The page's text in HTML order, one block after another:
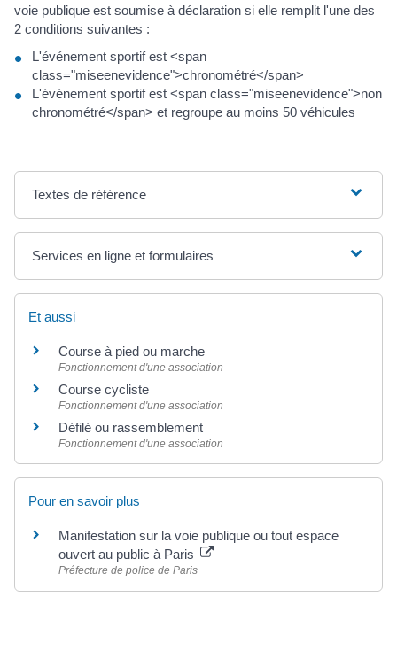
voie publique est soumise à déclaration si elle remplit l'une des
2 conditions suivantes :
L'événement sportif est <span
class="miseenevidence">chronométré</span>
L'événement sportif est <span class="miseenevidence">non
chronométré</span> et regroupe au moins 50 véhicules
Textes de référence
Services en ligne et formulaires
Et aussi
Course à pied ou marche
Fonctionnement d'une association
Course cycliste
Fonctionnement d'une association
Défilé ou rassemblement
Fonctionnement d'une association
Pour en savoir plus
Manifestation sur la voie publique ou tout espace
ouvert au public à Paris
Préfecture de police de Paris